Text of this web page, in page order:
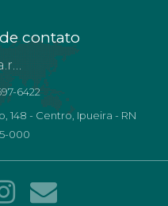
contato
6422
148 - Centro, Ipueira - RN
000